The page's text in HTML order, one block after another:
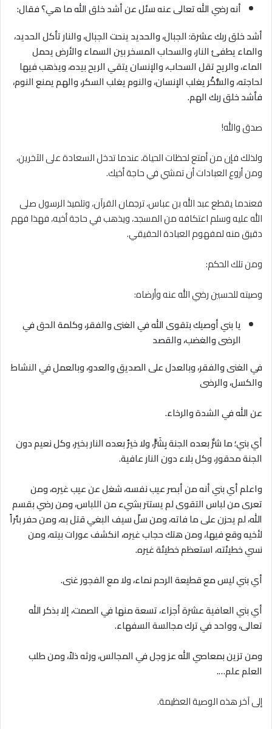
أنه رضي الله تعالى عنه سئل عن أشد خلق الله ما هي؟ فقال:
أشد خلق ربك عشرة: الجبال، والحديد ينحت الجبال، والنار تأكل الحديد،
والماء يطفئ النار، والسحاب المسخر بين السماء والأرض يحمل
الماء، والريح تقل السحاب، والإنسان يتقي الريح بيده، ويذهب فيها
لحاجته، والسُّكْر يغلب الإنسان، والنوم يغلب السكر، والهم يمنع النوم،
فأشد خلق ربك الهم.
صدق والله!
ولذلك فإن من أمتع لحظات الحياة، عندما تدخل السعادة على الآخرين،
ومن أروع العبادات أن تمشي في حاجة أخيك.
فعندما يقطع عبد الله بن عباس، ترجمان القرآن، وتلميذ الرسول صلى
الله عليه وسلم اعتكافه من المسجد، ويذهب في حاجة أخيه، فهذا فهم
دقيق منه لمفهوم العبادة الحقيقي.
ومن تلك الحكم:
وصيته للحسين رضي الله عنه وأرضاه:
يا بني أوصيك بتقوى الله في الغنى والفقر، وكلمة الحق في
الرضى والغضب، والقصد
في الغنى والفقر، وبالعدل على الصديق والعدو، وبالعمل في النشاط
والكسل، والرضى
عن الله في الشدة والرخاء.
أي بني؛ ما شرٌّ بعده الجنة بِشَرٍّ، ولا خيرٌ بعده النار بخير، وكل نعيم دون
الجنة محقور، وكل بلاء دون النار عافية.
واعلم أي بني أنه من أبصر عيب نفسه، شغل عن عيب غيره، ومن
تعرى من لباس التقوى لم يستتر بشيء من اللباس، ومن رضي بقسم
الله، لم يحزن على ما فاته، ومن سلّ سيف البغي قتل به، ومن حفر بئراً
لأخيه وقع فيها، ومن هتك حجاب غيره، انكشف عورات بيته، ومن
نسي خطيئته، استعظم خطيئة غيره.
أي بني ليس مع قطيعة الرحم نماء، ولا مع الفجور غنى.
أي بني العافية عشرة أجزاء، تسعة منها في الصمت، إلا بذكر الله
تعالى، وواحد في ترك مجالسة السفهاء.
ومن تزين بمعاصي الله عز وجل في المجالس، ورثه ذﻻً، ومن طلب
العلم علم….
إلى آخر هذه الوصية العظيمة.